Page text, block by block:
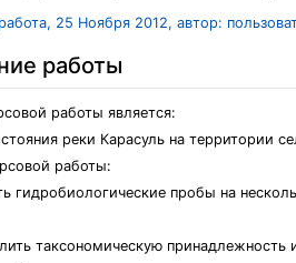
25 Ноября 2012, автор:
работы
работы является:
реки Карасуль на территории
работы:
гидробиологические пробы на
таксономическую принадлежность